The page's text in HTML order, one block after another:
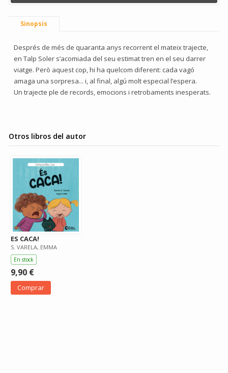
Sinopsis
Després de més de quaranta anys recorrent el mateix trajecte,
en Talp Soler s’acomiada del seu estimat tren en el seu darrer
viatge. Però aquest cop, hi ha quelcom diferent: cada vagó
amaga una sorpresa... i, al final, algú molt especial l’espera.
Un trajecte ple de records, emocions i retrobaments inesperats.
Otros libros del autor
ES CACA!
S. VARELA, EMMA
En stock
9,90 €
Comprar